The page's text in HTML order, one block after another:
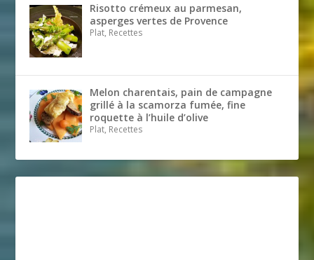
Risotto crémeux au parmesan,
asperges vertes de Provence
Plat, Recettes
Melon charentais, pain de campagne
grillé à la scamorza fumée, fine
roquette à l’huile d’olive
Plat, Recettes